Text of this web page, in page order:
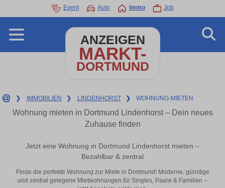
Event Auto Immo Job
ANZEIGEN
MARKT-
DORTMUND
❯ IMMOBILIEN ❯ LINDENHORST ❯ WOHNUNG-MIETEN
Wohnung mieten in Dortmund Lindenhorst – Dein neues
Zuhause finden
Jetzt eine Wohnung in Dortmund Lindenhorst mieten –
Bezahlbar & zentral
Finde die perfekte Wohnung zur Miete in Dortmund! Moderne, günstige
und zentral gelegene Mietwohnungen für Singles, Paare & Familien –